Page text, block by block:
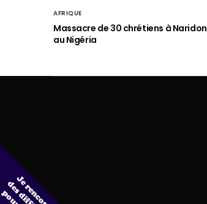
AFRIQUE
Massacre de 30 chrétiens à Naridon
au Nigéria